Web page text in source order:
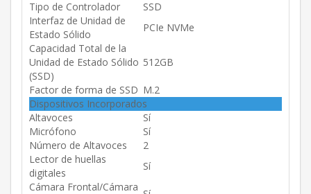
Tipo de Controlador
SSD
Interfaz de Unidad de
Estado Sólido
PCIe NVMe
Capacidad Total de la
Unidad de Estado Sólido
(SSD)
512GB
Factor de forma de SSD M.2
Dispositivos Incorporados
Altavoces
Sí
Micrófono
Sí
Número de Altavoces
2
Lector de huellas
digitales
Sí
Cámara Frontal/Cámara